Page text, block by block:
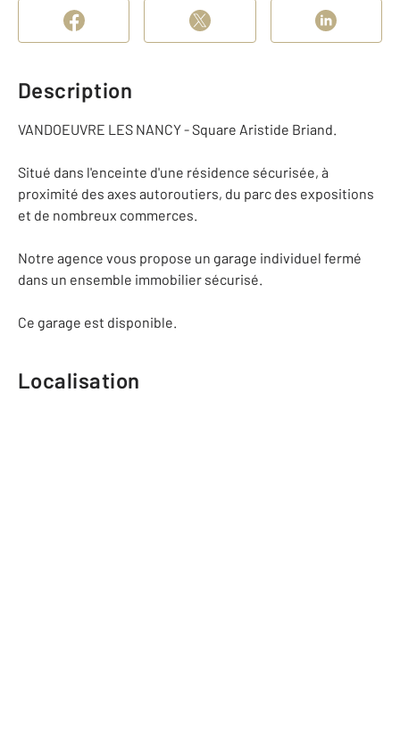
Description
VANDOEUVRE LES NANCY - Square Aristide Briand.
Situé dans l'enceinte d'une résidence sécurisée, à
proximité des axes autoroutiers, du parc des expositions
et de nombreux commerces.
Notre agence vous propose un garage individuel fermé
dans un ensemble immobilier sécurisé.
Ce garage est disponible.
Localisation